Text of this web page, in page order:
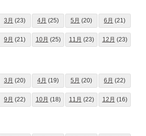
3月 (23) 4月 (25) 5月 (20) 6月 (21)
9月 (21) 10月 (25) 11月 (23) 12月 (23)
3月 (20) 4月 (19) 5月 (20) 6月 (22)
9月 (22) 10月 (18) 11月 (22) 12月 (16)